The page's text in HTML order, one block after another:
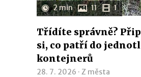
2 min 11 1
Třídíte správně?
si, co patří do
kontejnerů
28. 7. 2026 · Z města